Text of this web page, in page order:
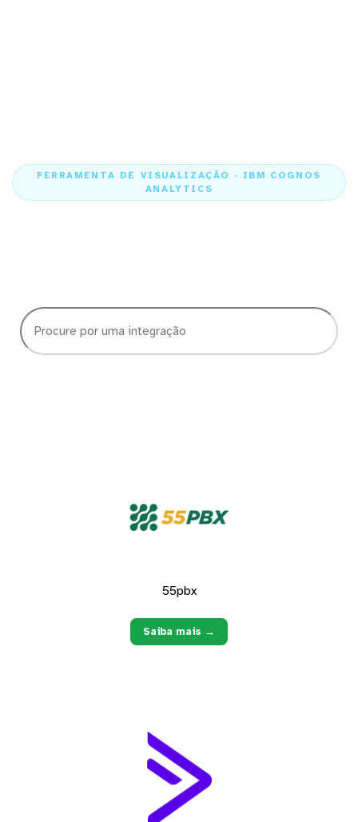
FERRAMENTA DE VISUALIZAÇÃO · IBM COGNOS
ANALYTICS
55pbx
Saiba mais →